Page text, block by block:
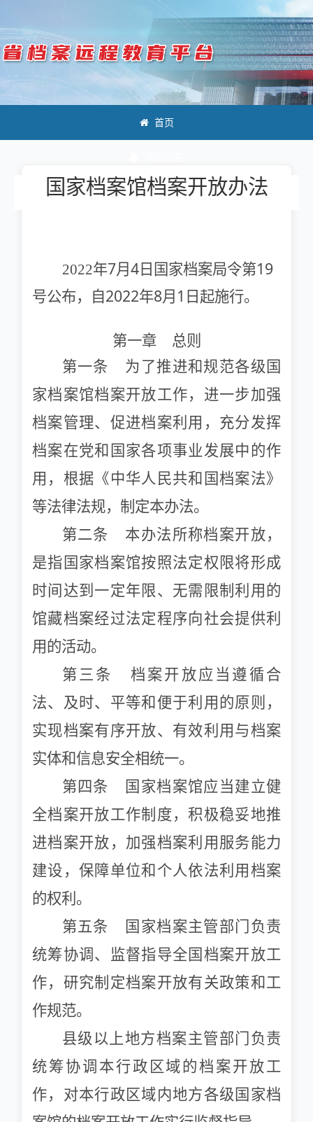
首页
政策法规
网上考试
学术交流
验证证书
站点搜索
国家档案馆档案开放办法
2022年7月 4日国家档案局令第19
号公布，自2022年8月 1 日起施行。
第一章 总则
第一条 为了推进和规范各级国
家档案馆档案开放工作，进一步加强
档案管理、促进档案利用，充分发挥
档案在党和国家各项事业发展中的作
用，根据《中华人民共和国档案法》
等法律法规，制定本办法。
第二条 本办法所称档案开放，
是指国家档案馆按照法定权限将形成
时间达到一定年限、无需限制利用的
馆藏档案经过法定程序向社会提供利
用的活动。
第三条 档案开放应当遵循合
法、及时、平等和便于利用的原则，
实现档案有序开放、有效利用与档案
实体和信息安全相统一。
第四条 国家档案馆应当建立健
全档案开放工作制度，积极稳妥地推
进档案开放，加强档案利用服务能力
建设，保障单位和个人依法利用档案
的权利。
第五条 国家档案主管部门负责
统筹协调、监督指导全国档案开放工
作，研究制定档案开放有关政策和工
作规范。
县级以上地方档案主管部门负责
统筹协调本行政区域的档案开放工
作，对本行政区域内地方各级国家档